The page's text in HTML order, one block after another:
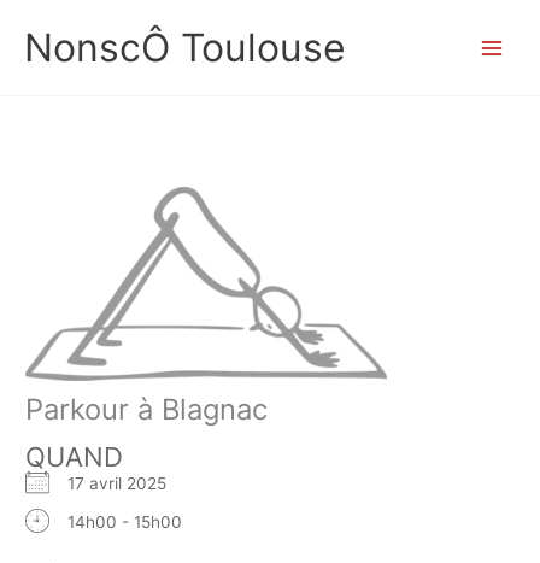
contenu
NonscÔ Toulouse
Parkour à Blagnac
QUAND
17 avril 2025
14h00 - 15h00